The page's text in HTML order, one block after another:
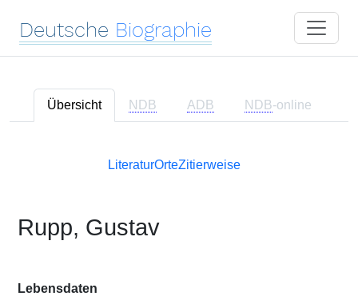
Deutsche Biographie
Übersicht NDB ADB NDB-online
LiteraturOrteZitierweise
Rupp, Gustav
Lebensdaten